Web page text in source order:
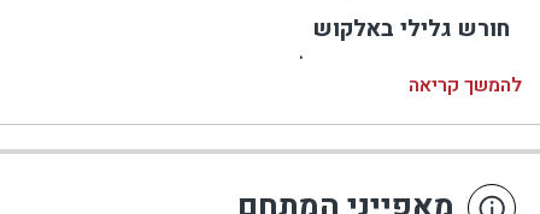
חורש גלילי באלקוש
שגית סוויטות יוקרה באלקוש הוא מתחם אירוח חדש,
אינטימי ומוקפד בגליל המערבי, שנבנה במיוחד עבור
זוגות המחפשים חופשה פרטית, רומנטית ושקטה מול
נוף טבעי. המתחם כולל שלוש סוויטות יוקרה זוגיות,
כאשר לכל סוויטה מרחב אירוח פרטי משלה עם בריכה
להמשך קריאה